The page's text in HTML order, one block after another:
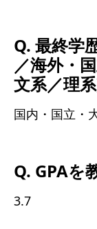
Q. 最終学
／海外・
文系／理
国内・国立・
Q. GPAを
3.7